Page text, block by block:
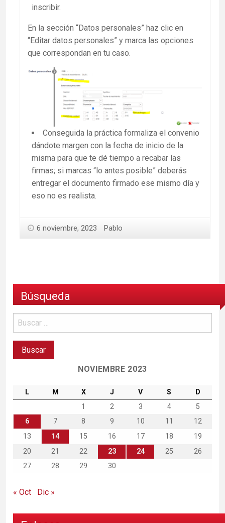
inscribir.
En la sección “Datos personales” haz clic en
“Editar datos personales” y marca las opciones
que correspondan en tu caso.
Conseguida la práctica formaliza el convenio
dándote margen con la fecha de inicio de la
misma para que te dé tiempo a recabar las
firmas; si marcas “lo antes posible” deberás
entregar el documento firmado ese mismo día y
eso no es realista.
6 noviembre, 2023 Pablo
Búsqueda
NOVIEMBRE 2023
L M X J V S
D
1
2 3 4
5
6
7 8 9 10 11
12
13
14 15 16 17 18
19
20
21 22 23 24 25
26
27
28 29 30
« Oct Dic »